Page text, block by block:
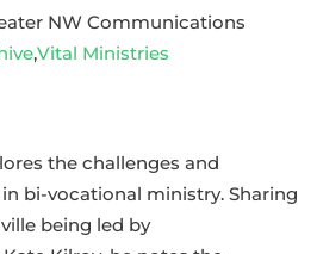
NW Communications
,Vital Ministries
the challenges and
bi-vocational ministry. Sharing
being led by